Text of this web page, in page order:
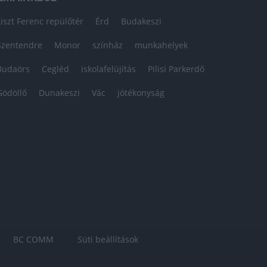
Ferenc repülőtér Érd Budakeszi
Monor színház munkahelyek
Cegléd iskolafelújítás Pilisi Parkerdő
Dunakeszi Vác jótékonyság
BC COMM
Süti beállítások